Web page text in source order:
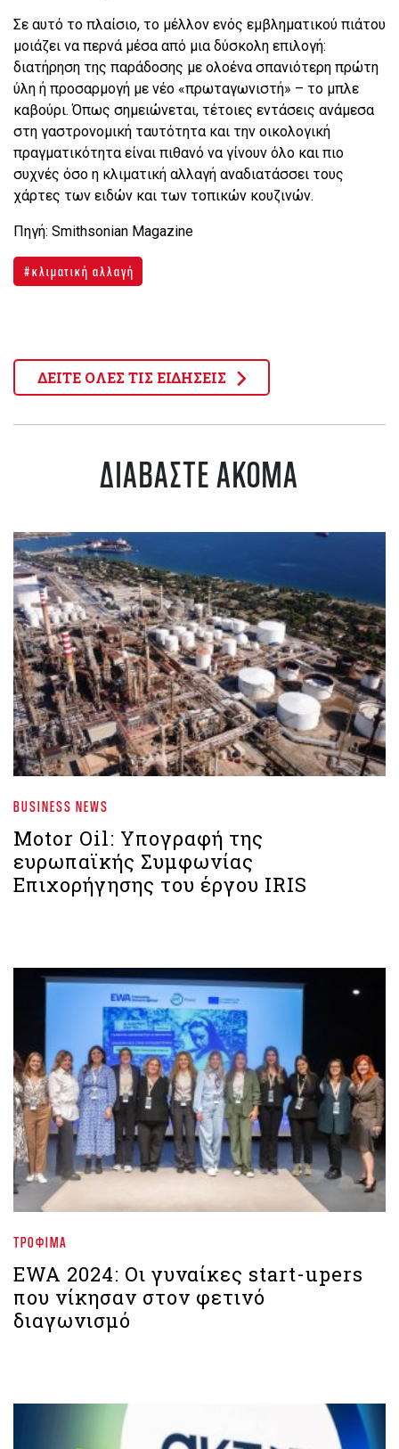
Σε αυτό το πλαίσιο, το μέλλον ενός εμβληματικού πιάτου
μοιάζει να περνά μέσα από μια δύσκολη επιλογή:
διατήρηση της παράδοσης με ολοένα σπανιότερη πρώτη
ύλη ή προσαρμογή με νέο «πρωταγωνιστή» – το μπλε
καβούρι. Όπως σημειώνεται, τέτοιες εντάσεις ανάμεσα
στη γαστρονομική ταυτότητα και την οικολογική
πραγματικότητα είναι πιθανό να γίνουν όλο και πιο
συχνές όσο η κλιματική αλλαγή αναδιατάσσει τους
χάρτες των ειδών και των τοπικών κουζινών.
Πηγή: Smithsonian Magazine
κλιματική αλλαγή
ΔΕΙΤΕ ΟΛΕΣ ΤΙΣ ΕΙΔΗΣΕΙΣ
ΔΙΑΒΑΣΤΕ ΑΚΟΜΑ
BUSINESS NEWS
Motor Oil: Υπογραφή της
ευρωπαϊκής Συμφωνίας
Επιχορήγησης του έργου IRIS
ΤΡΌΦΙΜΑ
EWA 2024: Οι γυναίκες start-upers
που νίκησαν στον φετινό
διαγωνισμό